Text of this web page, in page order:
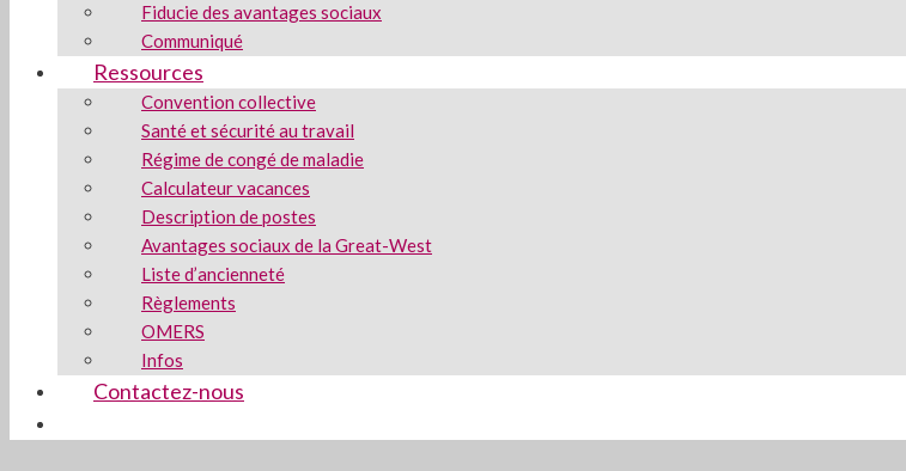
Fiducie des avantages sociaux
Communiqué
Ressources
Convention collective
Santé et sécurité au travail
Régime de congé de maladie
Calculateur vacances
Description de postes
Avantages sociaux de la Great-West
Liste d’ancienneté
Règlements
OMERS
Infos
Contactez-nous